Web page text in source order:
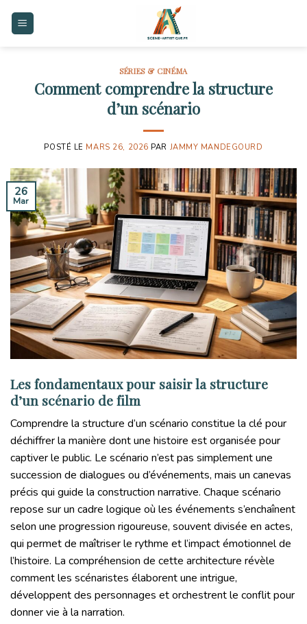
SÉRIES & CINÉMA
Comment comprendre la structure
d’un scénario
POSTÉ LE MARS 26, 2026 PAR JAMMY MANDEGOURD
26
Mar
Les fondamentaux pour saisir la structure
d’un scénario de film
Comprendre la structure d’un scénario constitue la clé pour
déchiffrer la manière dont une histoire est organisée pour
captiver le public. Le scénario n’est pas simplement une
succession de dialogues ou d’événements, mais un canevas
précis qui guide la construction narrative. Chaque scénario
repose sur un cadre logique où les événements s’enchaînent
selon une progression rigoureuse, souvent divisée en actes,
qui permet de maîtriser le rythme et l’impact émotionnel de
l’histoire. La compréhension de cette architecture révèle
comment les scénaristes élaborent une intrigue,
développent des personnages et orchestrent le conflit pour
donner vie à la narration.